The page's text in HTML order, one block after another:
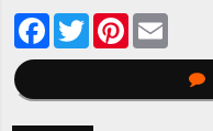
Facebook
TwitterPinterest